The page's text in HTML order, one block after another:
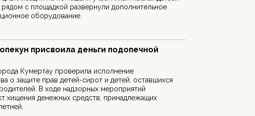
с площадкой развернули дополнительное
оборудование.
присвоила деньги подопечной
Кумертау проверила исполнение
о защите прав детей-сирот и детей, оставшихся
В ходе надзорных мероприятий
хищения денежных средств, принадлежащих